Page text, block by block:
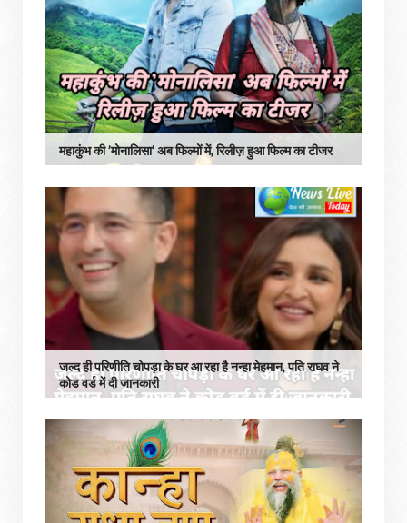
महाकुंभ की ’मोनालिसा’ अब फिल्मों में, रिलीज़ हुआ फिल्म का टीजर
जल्द ही परिणीति चोपड़ा के घर आ रहा है नन्हा मेहमान, पति राघव ने
कोड वर्ड में दी जानकारी